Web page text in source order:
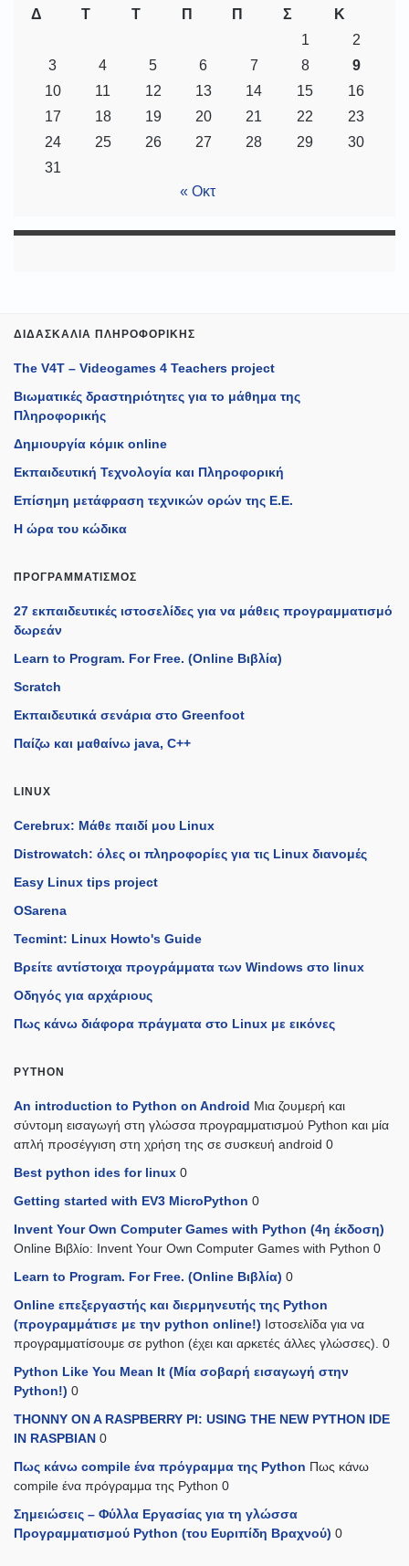
Δ Τ Τ Π Π Σ
Κ
1
2
3
4 5 6 7 8
9
10
11 12 13 14 15
16
17
18 19 20 21 22
23
24
25 26 27 28 29
30
31
« Οκτ
ΔΙΔΑΣΚΑΛΊΑ ΠΛΗΡΟΦΟΡΙΚΉΣ
The V4T – Videogames 4 Teachers project
Βιωματικές δραστηριότητες για το μάθημα της
Πληροφορικής
Δημιουργία κόμικ online
Εκπαιδευτική Τεχνολογία και Πληροφορική
Επίσημη μετάφραση τεχνικών ορών της Ε.Ε.
Η ώρα του κώδικα
ΠΡΟΓΡΑΜΜΑΤΙΣΜΌΣ
27 εκπαιδευτικές ιστοσελίδες για να μάθεις προγραμματισμό
δωρεάν
Learn to Program. For Free. (Online Βιβλία)
Scratch
Εκπαιδευτικά σενάρια στο Greenfoot
Παίζω και μαθαίνω java, C++
LINUX
Cerebrux: Μάθε παιδί μου Linux
Distrowatch: όλες οι πληροφορίες για τις Linux διανομές
Easy Linux tips project
OSarena
Tecmint: Linux Howto's Guide
Βρείτε αντίστοιχα προγράμματα των Windows στο linux
Οδηγός για αρχάριους
Πως κάνω διάφορα πράγματα στο Linux με εικόνες
PYTHON
An introduction to Python on Android Μια ζουμερή και
σύντομη εισαγωγή στη γλώσσα προγραμματισμού Python και μία
απλή προσέγγιση στη χρήση της σε συσκευή android 0
Best python ides for linux 0
Getting started with EV3 MicroPython 0
Invent Your Own Computer Games with Python (4η έκδοση)
Online Βιβλίο: Invent Your Own Computer Games with Python 0
Learn to Program. For Free. (Online Βιβλία) 0
Online επεξεργαστής και διερμηνευτής της Python
(προγραμμάτισε με την python online!) Ιστοσελίδα για να
προγραμματίσουμε σε python (έχει και αρκετές άλλες γλώσσες). 0
Python Like You Mean It (Mία σοβαρή εισαγωγή στην
Python!) 0
THONNY ON A RASPBERRY PI: USING THE NEW PYTHON IDE
IN RASPBIAN 0
Πως κάνω compile ένα πρόγραμμα της Python Πως κάνω
compile ένα πρόγραμμα της Python 0
Σημειώσεις – Φύλλα Εργασίας για τη γλώσσα
Προγραμματισμού Python (του Ευριπίδη Βραχνού) 0